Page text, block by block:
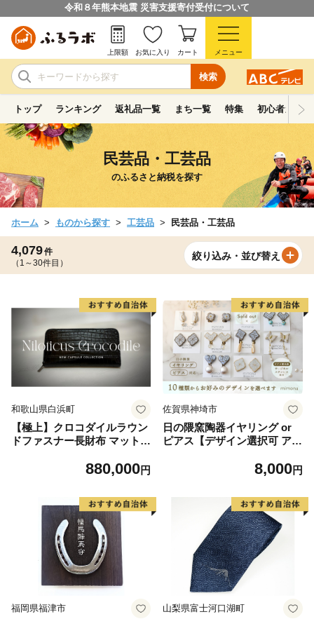
令和８年熊本地震 災害支援寄付受付について
検索
上限額 お気に入り カート メニュー
トップ ランキング 返礼品一覧 まち一覧 特集 初心者ガイド
民芸品・工芸品
のふるさと納税を探す
ホーム ものから探す 工芸品 民芸品・工芸品
4,079件
（1～30件目）
絞り込み・並び替え
和歌山県白浜町
【極上】クロコダイルラウン
ドファスナー長財布 マットB
880,000円
佐賀県神埼市
日の隈窯陶器イヤリング or
ピアス【デザイン選択可 アク
焼 陶器 窯元 陶芸作家】(H02
8,000円
福岡県福津市 山梨県富士河口湖町